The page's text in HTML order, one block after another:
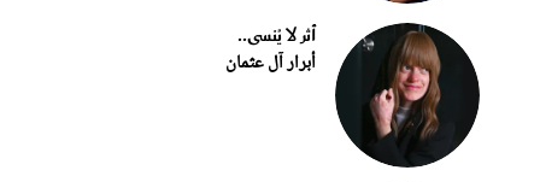
أثر لا يُنسى..
أبرار آل عثمان